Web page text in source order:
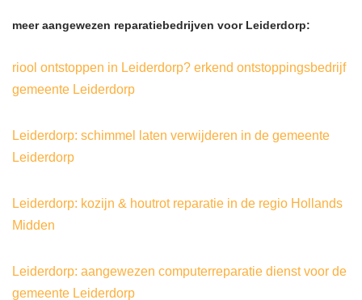
meer aangewezen reparatiebedrijven voor Leiderdorp:
riool ontstoppen in Leiderdorp? erkend ontstoppingsbedrijf
gemeente Leiderdorp
Leiderdorp: schimmel laten verwijderen in de gemeente
Leiderdorp
Leiderdorp: kozijn & houtrot reparatie in de regio Hollands
Midden
Leiderdorp: aangewezen computerreparatie dienst voor de
gemeente Leiderdorp